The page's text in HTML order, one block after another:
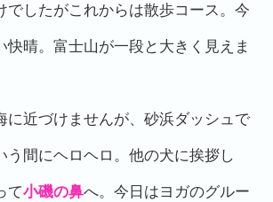
でしたがこれからは散歩コース。今
快晴。富士山が一段と大きく見えま
に近づけませんが、砂浜ダッシュで
う間にヘロヘロ。他の犬に挨拶し
て小磯の鼻へ。今日はヨガのグルー